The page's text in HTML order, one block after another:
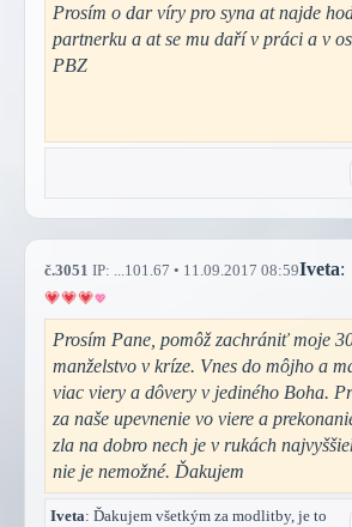
Prosím o dar víry pro syna at najde
partnerku a at se mu daří v práci a v
PBZ
č.3051 IP: ...101.67 • 11.09.2017 08:59Iveta:
Prosím Pane, pomôž zachrániť moje
manželstvo v kríze. Vnes do môjho a
viac viery a dôvery v jediného Boha.
za naše upevnenie vo viere a
zla na dobro nech je v rukách
nie je nemožné. Ďakujem
Iveta: Ďakujem všetkým za modlitby, je to